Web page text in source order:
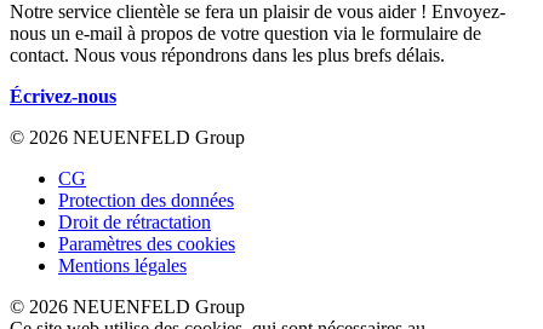
Notre service clientèle se fera un plaisir de vous aider ! Envoyez-
nous un e-mail à propos de votre question via le formulaire de
contact. Nous vous répondrons dans les plus brefs délais.
Écrivez-nous
© 2026 NEUENFELD Group
CG
Protection des données
Droit de rétractation
Paramètres des cookies
Mentions légales
© 2026 NEUENFELD Group